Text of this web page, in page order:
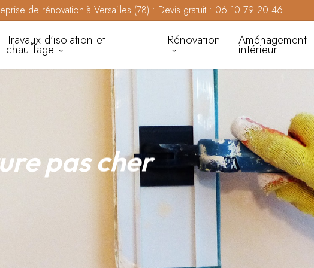
de rénovation à Versailles (78) • Devis gratuit • 06 10 79 20 46
Travaux d’isolation et
chauffage
Rénovation Aménagement
intérieur
pas cher